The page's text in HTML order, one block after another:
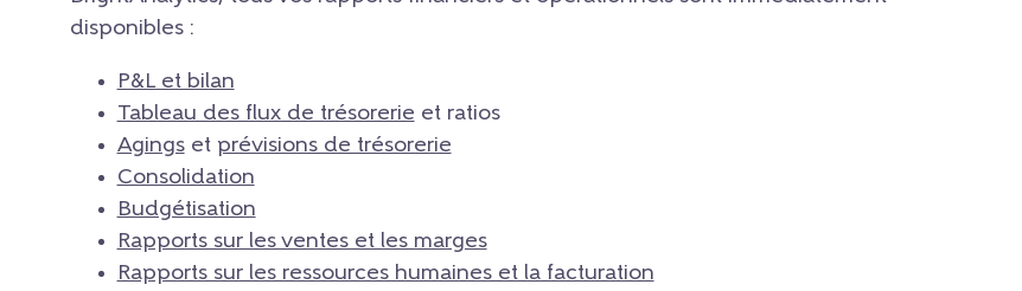
disponibles :
P&L et bilan
Tableau des flux de trésorerie et ratios
Agingset prévisions de trésorerie
Consolidation
Budgétisation
Rapports sur les ventes et les marges
Rapports sur les ressources humaines et la facturation